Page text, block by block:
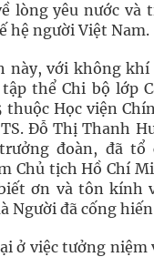
lòng yêu nước và
hệ người Việt Nam.
này, với không
thể Chi bộ lớp
thuộc Học viện
Đỗ Thị Thanh
đoàn, đã tổ
Chủ tịch Hồ Chí
ơn và tôn kính
Người đã cống
ở việc tưởng niệm